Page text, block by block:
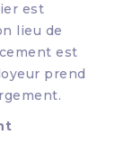
est
lieu de
est
prend